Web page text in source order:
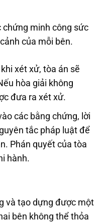
chứng minh công sức
của mỗi bên.
xét xử, tòa án sẽ
hòa giải không
đưa ra xét xử.
các bằng chứng, lời
tắc pháp luật để
Phán quyết của tòa
hành.
và tạo dựng được một
bên không thể thỏa